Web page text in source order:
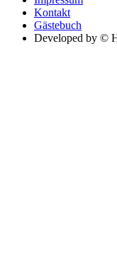
Kontakt
Gästebuch
Developed by ©